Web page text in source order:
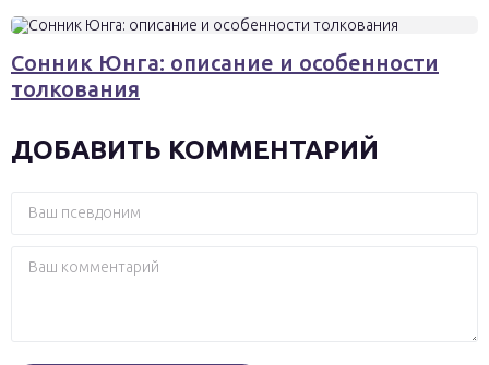
Сонник Юнга: описание и особенности
толкования
ДОБАВИТЬ КОММЕНТАРИЙ